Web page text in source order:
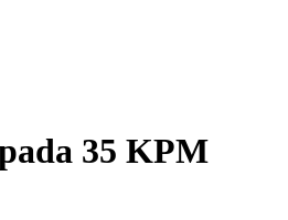
35 KPM